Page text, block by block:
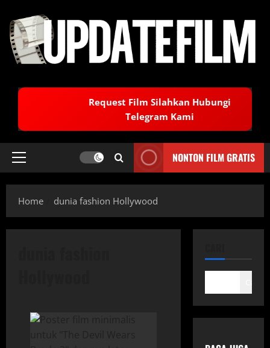
content
Request Film Silahkan Hubungi
Telegram Kami
Primary
NONTON FILM GRATIS
Home dunia fashion Hollywood